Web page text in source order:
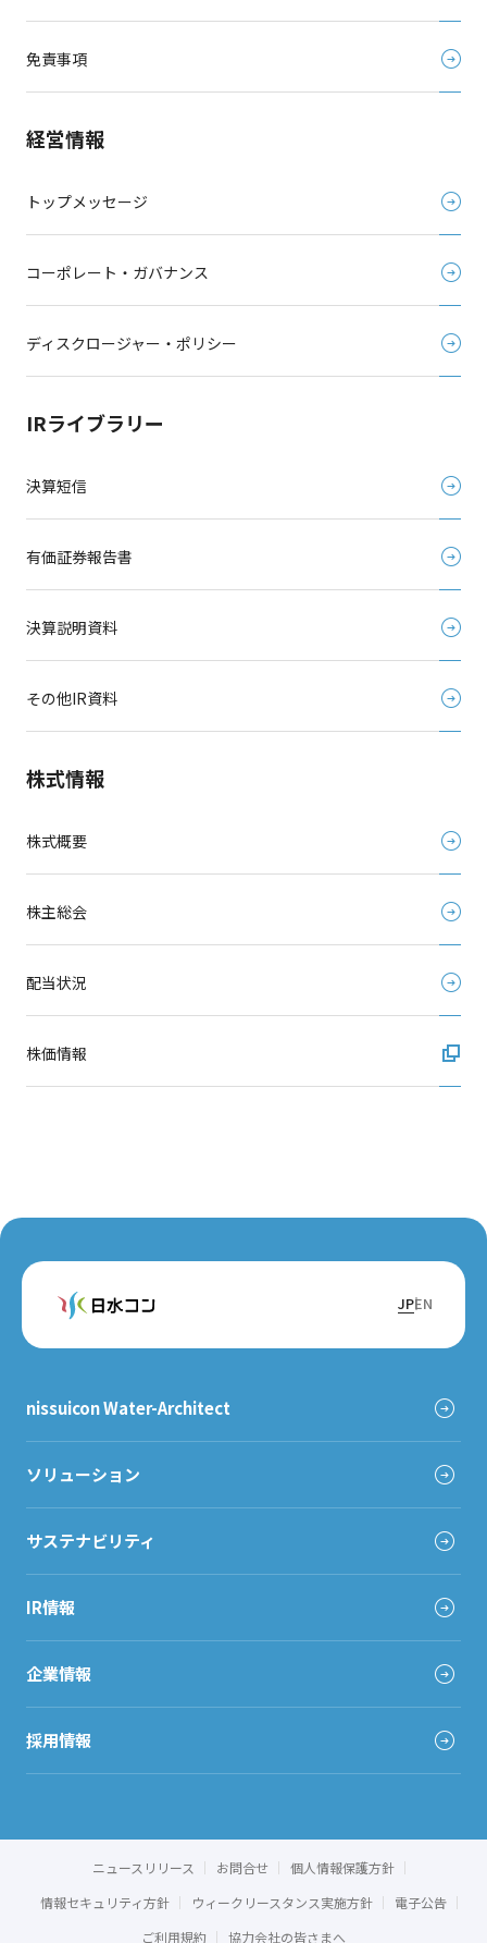
免責事項
経営情報
トップメッセージ
コーポレート・ガバナンス
ディスクロージャー・ポリシー
IRライブラリー
決算短信
有価証券報告書
決算説明資料
その他IR資料
株式情報
株式概要
株主総会
配当状況
株価情報
JPEN
nissuicon Water-Architect
ソリューション
サステナビリティ
IR情報
企業情報
採用情報
ニュースリリース お問合せ
個人情報保護方針
情報セキュリティ方針
ウィークリースタンス実施方針
電子公告
ご利用規約
協力会社の皆さまへ